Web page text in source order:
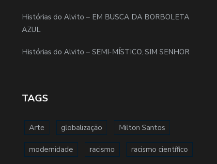
Histórias do Alvito – EM BUSCA DA BORBOLETA
AZUL
Histórias do Alvito – SEMI-MÍSTICO, SIM SENHOR
TAGS
Arte globalização Milton Santos
modernidade racismo racismo científico